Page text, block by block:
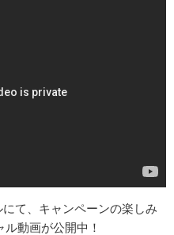
にて、キャンペーンの楽しみ
動画が公開中！